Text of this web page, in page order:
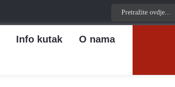
Search
for:
Info kutak O nama